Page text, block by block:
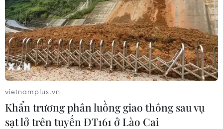
chuẩn mực của xã hội, hoặc năm 1926, ông đoán
rằng con người có thể xác định được giới tính thai
nhi.
(Vietnam+)
vietnamplus.vn
Khẩn trương phân luồng giao thông sau vụ
sạt lở trên tuyến ĐT161 ở Lào Cai